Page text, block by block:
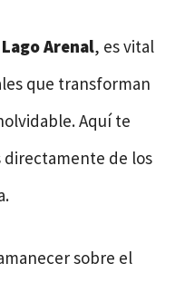
Lago Arenal, es vital
que transforman
Aquí te
directamente de los
sobre el